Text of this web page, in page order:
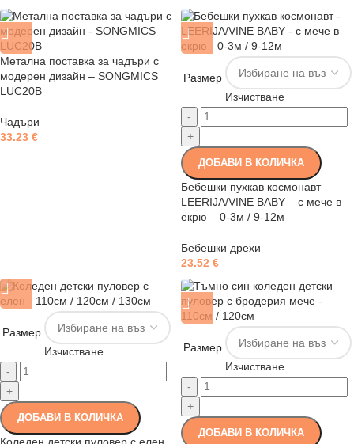
Метална поставка за чадъри с
модерен дизайн – SONGMICS
LUC20B
Чадъри
33.23 €
Размер
Изчистване
-
+
ДОБАВИ В КОЛИЧКА
Бебешки пухкав космонавт –
LEERIJA/VINE BABY – с мече в
екрю – 0-3м / 9-12м
Бебешки дрехи
23.52 €
Размер
Изчистване
-
+
ДОБАВИ В КОЛИЧКА
Размер
Изчистване
-
+
ДОБАВИ В КОЛИЧКА